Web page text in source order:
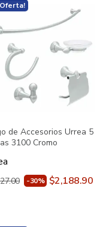
Oferta!
de Accesorios Urrea 5
3100 Cromo
-30% $2,188.90